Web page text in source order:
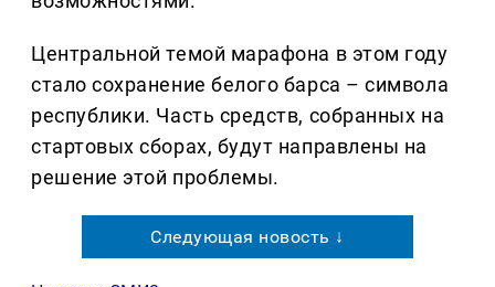
Центральной темой марафона в этом году
стало сохранение белого барса – символа
республики. Часть средств, собранных на
стартовых сборах, будут направлены на
решение этой проблемы.
Следующая новость ↓